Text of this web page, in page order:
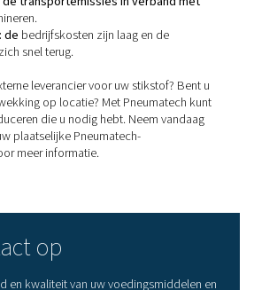
een producent
vloeibare of gasvormige stikstof
producerende stikstof met een
snel aan populariteit. Deze
aangevoerd. Ze bereiken deze